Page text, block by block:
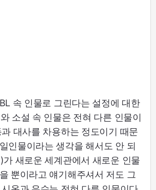
속 인물로 그린다는 설정에 대한
소설 속 인물은 전혀 다른 인물이
대사를 차용하는 정도이기 때문
인물이라는 생각을 해서도 안 되
가 새로운 세계관에서 새로운 인물
뿐이라고 얘기해주셔서 저도 그